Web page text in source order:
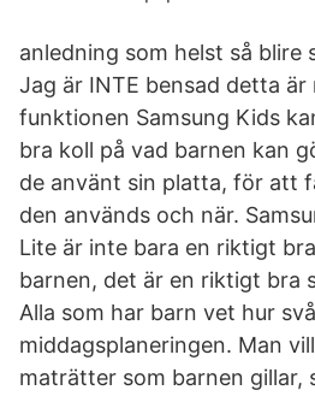
anledning som helst så blire
Jag är INTE bensad detta är
funktionen Samsung Kids
bra koll på vad barnen kan
de använt sin platta, för att
den används och när.
Lite är inte bara en riktigt
barnen, det är en riktigt bra
Alla som har barn vet hur
middagsplaneringen. Man
maträtter som barnen gillar,